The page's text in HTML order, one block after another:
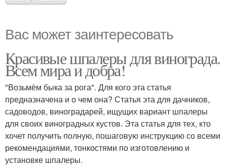
Вас может заинтересовать
Красивые шпалеры для винограда.
Всем мира и добра!
"Возьмём быка за рога". Для кого эта статья
предназначена и о чем она? Статья эта для дачников,
садоводов, виноградарей, ищущих вариант шпалеры
для своих виноградных кустов. Эта статья для тех, кто
хочет получить полную, пошаговую инструкцию со всеми
рекомендациями, тонкостями по изготовлению и
установке шпалеры.